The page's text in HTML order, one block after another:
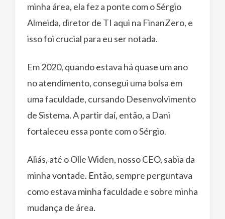
minha área, ela fez a ponte com o Sérgio
Almeida, diretor de TI aqui na FinanZero, e
isso foi crucial para eu ser notada.
Em 2020, quando estava há quase um ano
no atendimento, consegui uma bolsa em
uma faculdade, cursando Desenvolvimento
de Sistema. A partir daí, então, a Dani
fortaleceu essa ponte com o Sérgio.
Aliás, até o Olle Widen, nosso CEO, sabia da
minha vontade. Então, sempre perguntava
como estava minha faculdade e sobre minha
mudança de área.